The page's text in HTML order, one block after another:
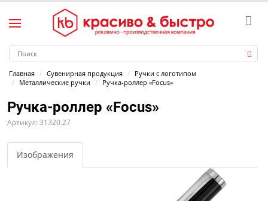
Главная Сувенирная продукция
Ручки с логотипом
Металлические ручки
Ручка-роллер «Focus»
Ручка-роллер «Focus»
Артикул: 31320.27
Изображения